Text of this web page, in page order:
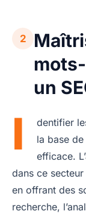
2
un
I
dentifier
la base
efficace.
dans ce
en offrant des
recherche,